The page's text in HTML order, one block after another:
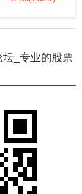
_专业的股票